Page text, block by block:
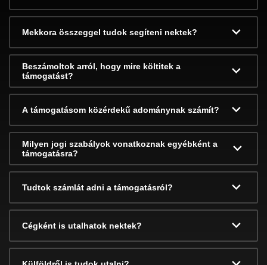
Mekkora összeggel tudok segíteni nektek?
Beszámoltok arról, hogy mire költitek a
támogatást?
A támogatásom közérdekű adománynak számít?
Milyen jogi szabályok vonatkoznak egyébként a
támogatásra?
Tudtok számlát adni a támogatásról?
Cégként is utalhatok nektek?